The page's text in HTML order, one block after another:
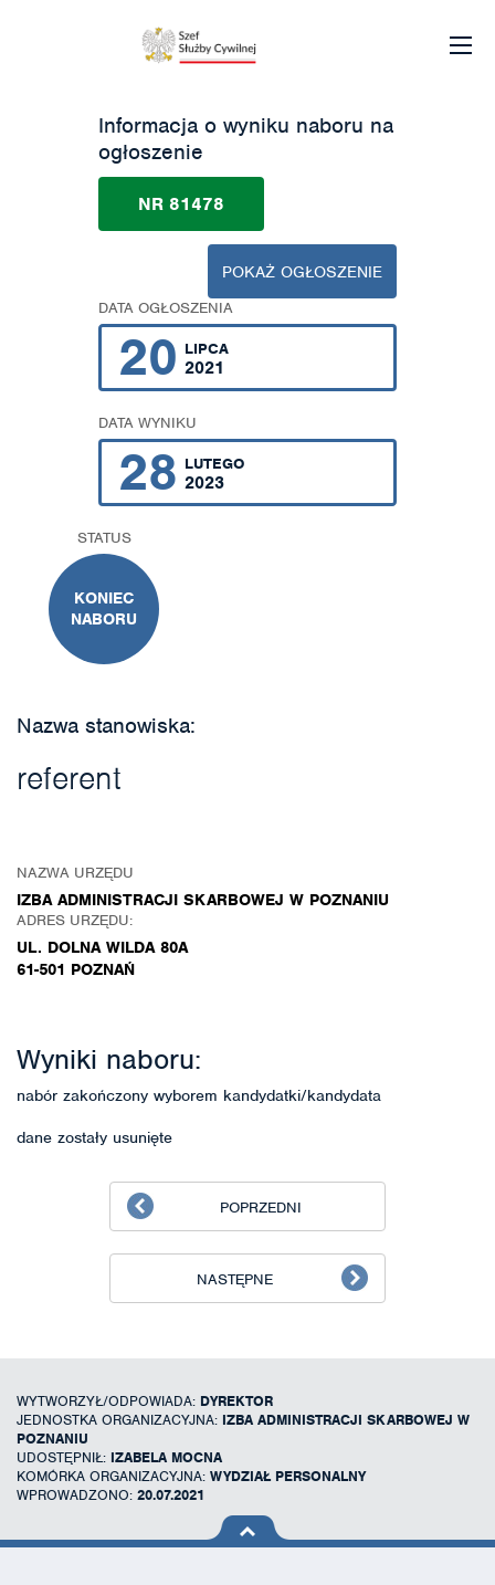
Informacja o wyniku naboru na
ogłoszenie
NR 81478
POKAŻ OGŁOSZENIE
DATA OGŁOSZENIA
20 LIPCA
2021
DATA WYNIKU
28 LUTEGO
2023
STATUS
KONIEC
NABORU
Nazwa stanowiska:
referent
NAZWA URZĘDU
IZBA ADMINISTRACJI SKARBOWEJ W POZNANIU
ADRES URZĘDU:
UL. DOLNA WILDA 80A
61-501 POZNAŃ
Wyniki naboru:
nabór zakończony wyborem kandydatki/kandydata
dane zostały usunięte
POPRZEDNI
NASTĘPNE
WYTWORZYŁ/ODPOWIADA: DYREKTOR
JEDNOSTKA ORGANIZACYJNA: IZBA ADMINISTRACJI SKARBOWEJ W
POZNANIU
UDOSTĘPNIŁ: IZABELA MOCNA
KOMÓRKA ORGANIZACYJNA: WYDZIAŁ PERSONALNY
WPROWADZONO: 20.07.2021
na górę